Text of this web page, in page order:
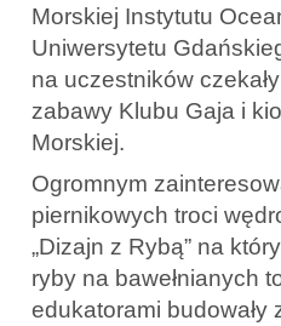
Morskiej Instytutu
Uniwersytetu
na uczestników
zabawy Klubu Gaja i
Morskiej.
Ogromnym
piernikowych troci
„Dizajn z Rybą” na
ryby na bawełnianych
edukatorami